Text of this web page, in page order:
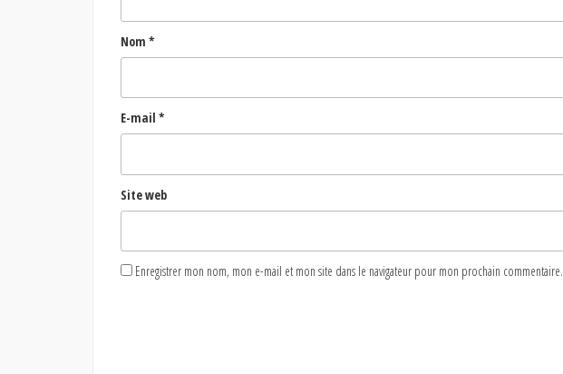
Nom *
E-mail *
Site web
Enregistrer mon nom, mon e-mail et mon site dans le navigateur pour mon prochain commentaire.